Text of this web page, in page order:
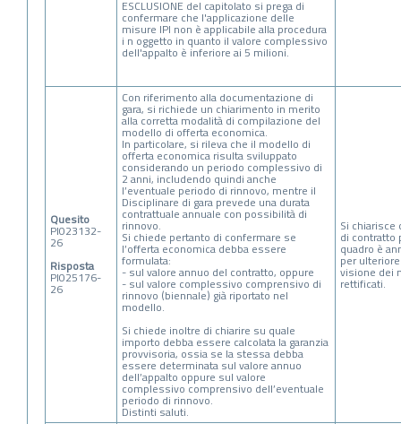
ESCLUSIONE del capitolato si prega di
confermare che l'applicazione delle
misure IPI non è applicabile alla procedura
i n oggetto in quanto il valore complessivo
dell'appalto è inferiore ai 5 milioni.
Quesito
PI023132-
26
Risposta
PI025176-
26
Con riferimento alla documentazione di
gara, si richiede un chiarimento in merito
alla corretta modalità di compilazione del
modello di offerta economica.
In particolare, si rileva che il modello di
offerta economica risulta sviluppato
considerando un periodo complessivo di
2 anni, includendo quindi anche
l’eventuale periodo di rinnovo, mentre il
Disciplinare di gara prevede una durata
contrattuale annuale con possibilità di
rinnovo.
Si chiede pertanto di confermare se
l’offerta economica debba essere
formulata:
- sul valore annuo del contratto, oppure
- sul valore complessivo comprensivo di
rinnovo (biennale) già riportato nel
modello.
Si chiede inoltre di chiarire su quale
importo debba essere calcolata la garanzia
provvisoria, ossia se la stessa debba
essere determinata sul valore annuo
dell’appalto oppure sul valore
complessivo comprensivo dell’eventuale
periodo di rinnovo.
Distinti saluti.
Si chiarisce
di contratto
quadro è
per
visione dei
rettificati.